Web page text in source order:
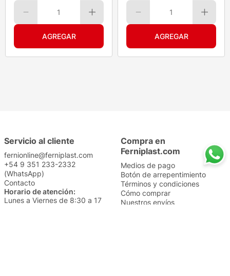
1 1
Servicio al cliente
fernionline@ferniplast.com
+54 9 351 233-2332
(WhatsApp)
Contacto
Horario de atención:
Lunes a Viernes de 8:30 a 17
Compra en
Ferniplast.com
Medios de pago
Botón de arrepentimiento
Términos y condiciones
Cómo comprar
Nuestros envíos